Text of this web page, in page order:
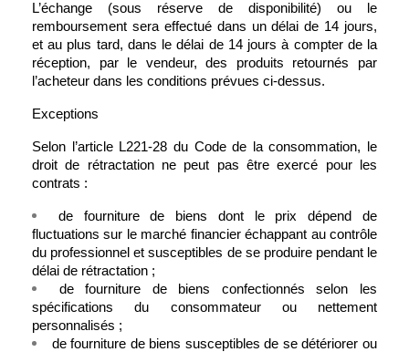
L’échange (sous réserve de disponibilité) ou le
remboursement sera effectué dans un délai de 14 jours,
et au plus tard, dans le délai de 14 jours à compter de la
réception, par le vendeur, des produits retournés par
l’acheteur dans les conditions prévues ci-dessus.
Exceptions
Selon l’article L221-28 du Code de la consommation, le
droit de rétractation ne peut pas être exercé pour les
contrats :
de fourniture de biens dont le prix dépend de
fluctuations sur le marché financier échappant au contrôle
du professionnel et susceptibles de se produire pendant le
délai de rétractation ;
de fourniture de biens confectionnés selon les
spécifications du consommateur ou nettement
personnalisés ;
de fourniture de biens susceptibles de se détériorer ou